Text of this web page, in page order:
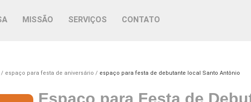
MISSÃO SERVIÇOS CONTATO
espaço para festa de aniversário espaço para festa de debutante local Santo Antônio